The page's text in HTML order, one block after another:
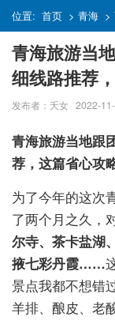
位置: 首页 > 青海 >
青海旅游当
细线路推荐
发布者：夭女 2022-
青海旅游当地跟
荐，这篇省心攻
为了今年的这次
了两个月之久，
尔寺、茶卡盐湖
掖七彩丹霞……
景点我都不想错
羊排、酿皮、老